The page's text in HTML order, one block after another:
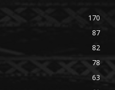
170
87
82
78
63